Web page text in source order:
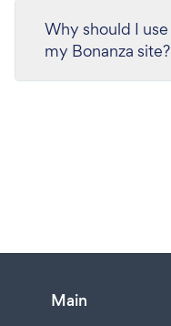
Why should I
my Bonanza site?
Main